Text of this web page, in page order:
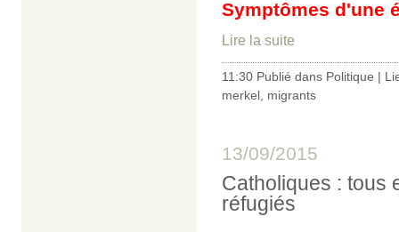
Symptômes d'une
Lire la suite
11:30 Publié dans Politique |
merkel, migrants
13/09/2015
Catholiques : tous
réfugiés